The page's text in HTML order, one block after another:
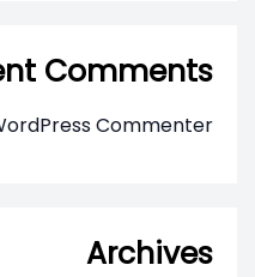
Comments
Commenter
Archives